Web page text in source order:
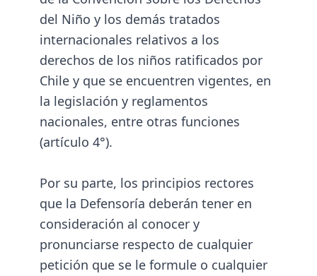
del Niño y los demás tratados
internacionales relativos a los
derechos de los niños ratificados por
Chile y que se encuentren vigentes, en
la legislación y reglamentos
nacionales, entre otras funciones
(artículo 4°).
Por su parte, los principios rectores
que la Defensoría deberán tener en
consideración al conocer y
pronunciarse respecto de cualquier
petición que se le formule o cualquier